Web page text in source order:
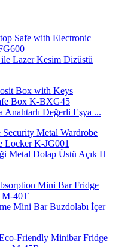
Lazer Kesim Dizüstü
Anahtarlı Değerli Eşya ...
Metal Dolap Üstü Açık H
Mini Bar Buzdolabı İçer